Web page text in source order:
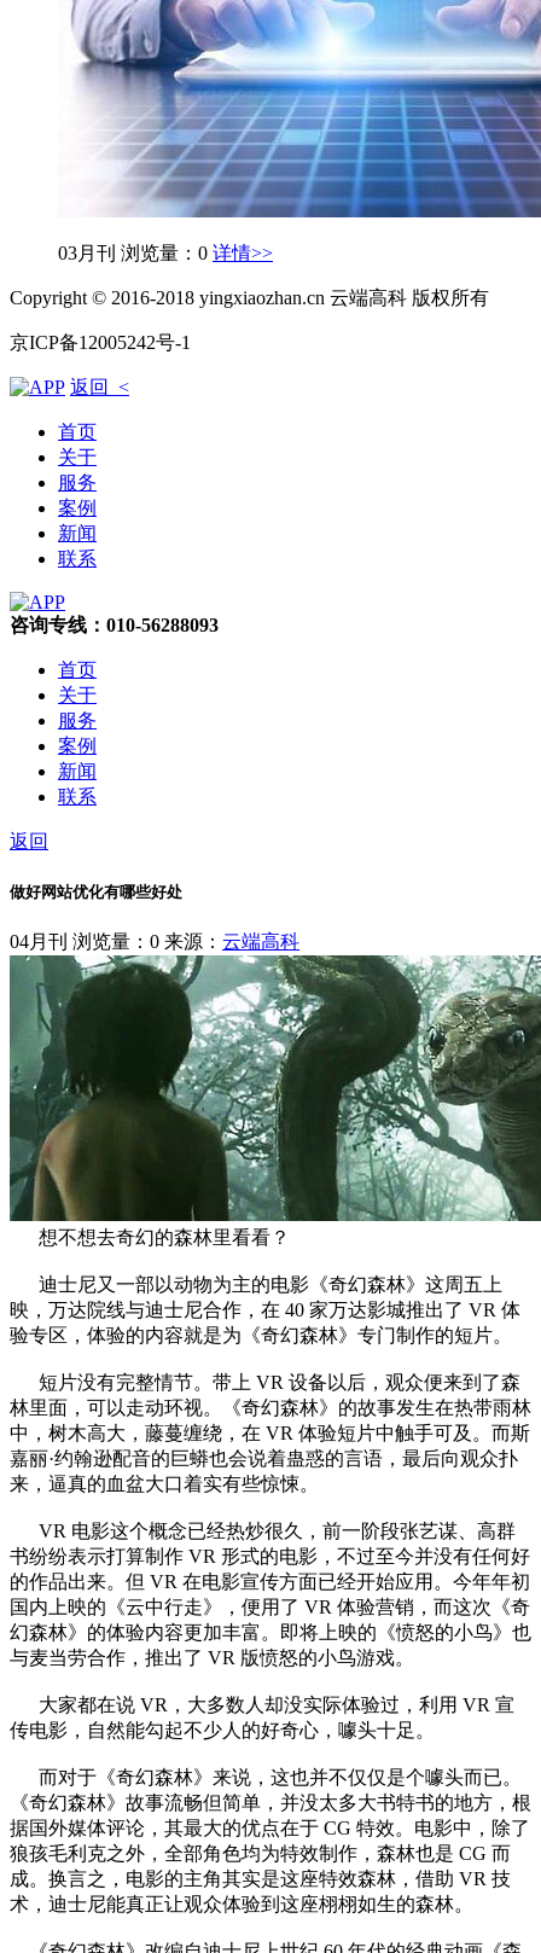
03月刊 浏览量：0 详情>>
Copyright © 2016-2018 yingxiaozhan.cn 云端高科 版权所有
京ICP备12005242号-1
返回 <
首页
关于
服务
案例
新闻
联系
咨询专线：010-56288093
首页
关于
服务
案例
新闻
联系
返回
做好网站优化有哪些好处
04月刊 浏览量：0 来源： 云端高科
想不想去奇幻的森林里看看？
迪士尼又一部以动物为主的电影《奇幻森林》这周五上
映，万达院线与迪士尼合作，在 40 家万达影城推出了 VR 体
验专区，体验的内容就是为《奇幻森林》专门制作的短片。
短片没有完整情节。带上 VR 设备以后，观众便来到了森
林里面，可以走动环视。《奇幻森林》的故事发生在热带雨林
中，树木高大，藤蔓缠绕，在 VR 体验短片中触手可及。而斯
嘉丽·约翰逊配音的巨蟒也会说着蛊惑的言语，最后向观众扑
来，逼真的血盆大口着实有些惊悚。
VR 电影这个概念已经热炒很久，前一阶段张艺谋、高群
书纷纷表示打算制作 VR 形式的电影，不过至今并没有任何好
的作品出来。但 VR 在电影宣传方面已经开始应用。今年年初
国内上映的《云中行走》，便用了 VR 体验营销，而这次《奇
幻森林》的体验内容更加丰富。即将上映的《愤怒的小鸟》也
与麦当劳合作，推出了 VR 版愤怒的小鸟游戏。
大家都在说 VR，大多数人却没实际体验过，利用 VR 宣
传电影，自然能勾起不少人的好奇心，噱头十足。
而对于《奇幻森林》来说，这也并不仅仅是个噱头而已。
《奇幻森林》故事流畅但简单，并没太多大书特书的地方，根
据国外媒体评论，其最大的优点在于 CG 特效。电影中，除了
狼孩毛利克之外，全部角色均为特效制作，森林也是 CG 而
成。换言之，电影的主角其实是这座特效森林，借助 VR 技
术，迪士尼能真正让观众体验到这座栩栩如生的森林。